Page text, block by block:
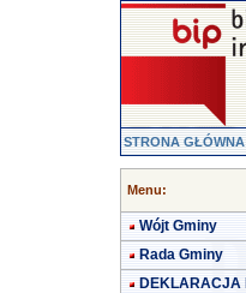
STRONA
Menu:
Wójt Gminy
Rada Gminy
DEKLARACJA